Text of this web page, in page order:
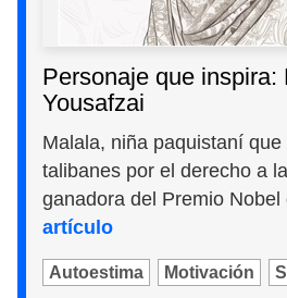
Personaje que inspira:
Yousafzai
Malala, niña paquistaní
talibanes por el derecho a
ganadora del Premio Nobel
artículo
Autoestima Motivación